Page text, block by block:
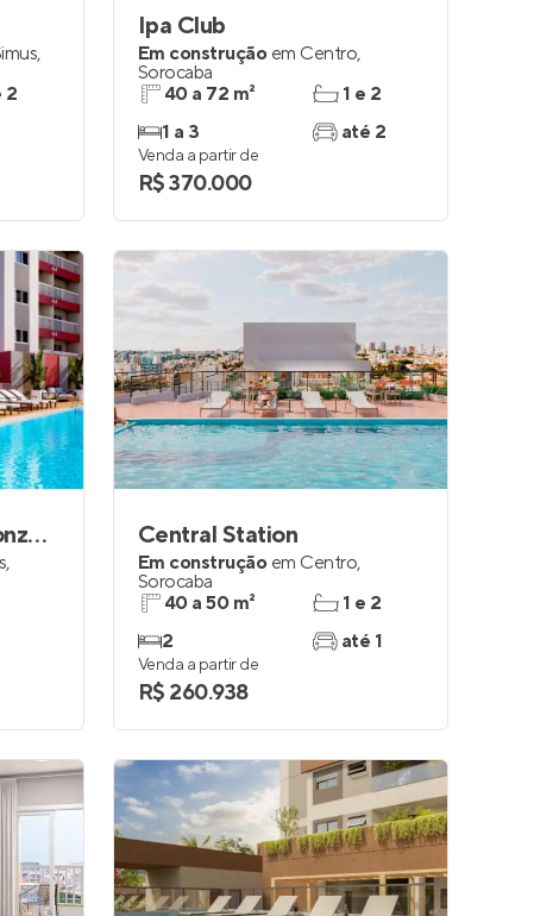
,
2
Ipa Club
Em construção em Centro,
Sorocaba
40 a 72 m²
1 a 3
1 e 2
até 2
Venda a partir de
R$ 370.000
Residencial Daniel Gonzalez
,
Central Station
Em construção em Centro,
Sorocaba
40 a 50 m²
2
1 e 2
até 1
Venda a partir de
R$ 260.938